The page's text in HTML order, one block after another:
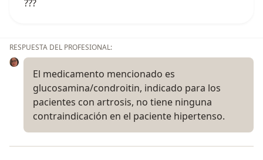
???
RESPUESTA DEL PROFESIONAL:
El medicamento mencionado es
glucosamina/condroitin, indicado para los
pacientes con artrosis, no tiene ninguna
contraindicación en el paciente hipertenso.